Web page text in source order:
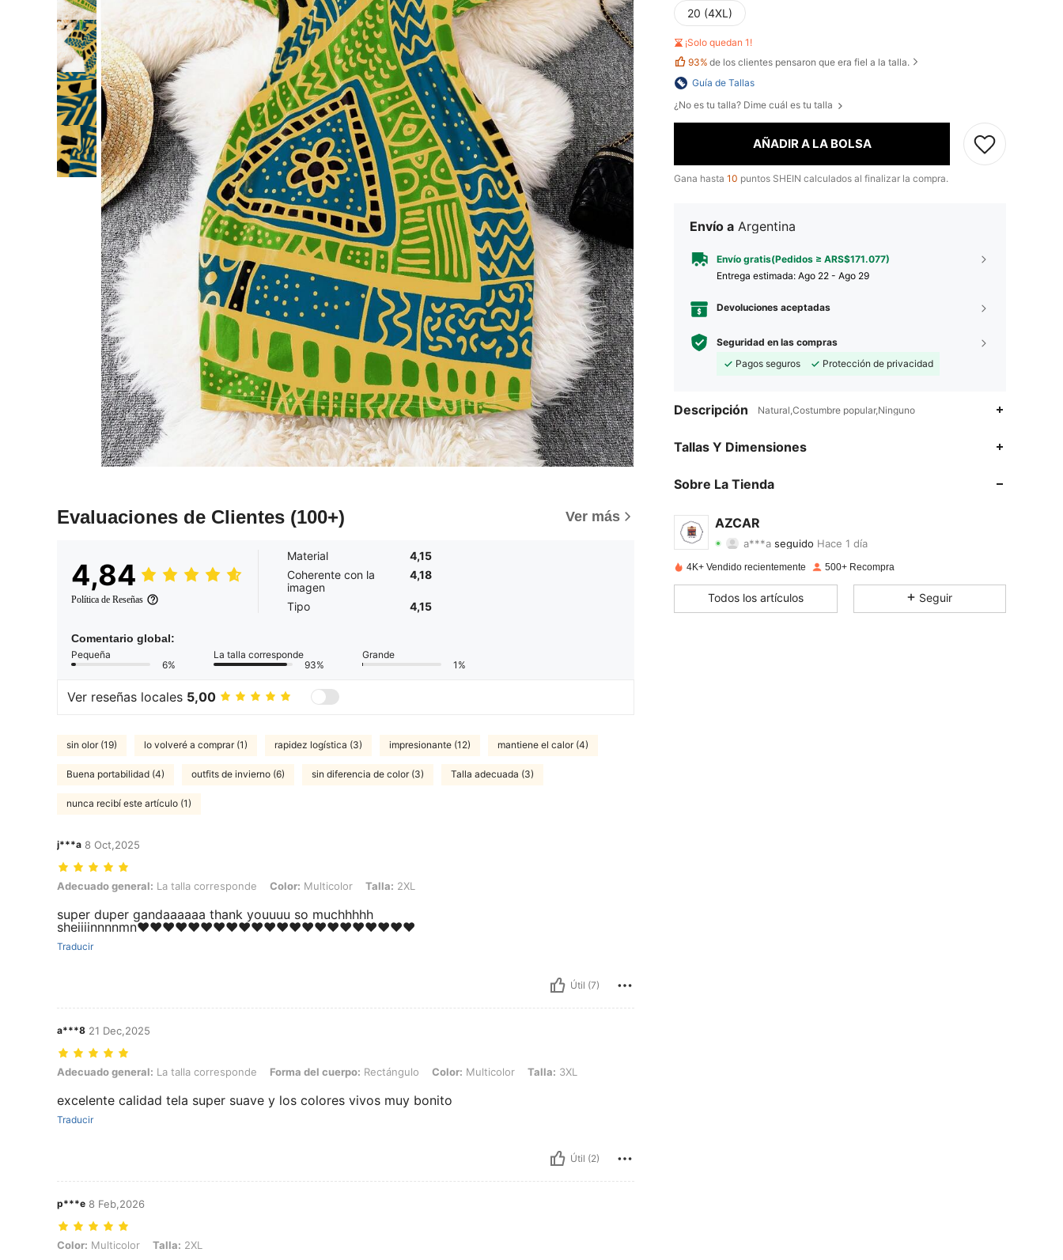
Evaluaciones de Clientes (100+) Ver más
4,84
Política de Reseñas
Material
4,15
Coherente con la
imagen
4,18
Tipo 4,15
Comentario global:
Pequeña
6%
La talla corresponde
93%
Grande
1%
Ver reseñas locales 5,00
sin olor (19) lo volveré a comprar (1) rapidez logística (3) impresionante (12) mantiene el calor (4)
Buena portabilidad (4) outfits de invierno (6) sin diferencia de color (3) Talla adecuada (3)
nunca recibí este artículo (1)
j***a 8 Oct,2025
Adecuado general: La talla corresponde, Color: Multicolor, Talla: 2XL
Adecuado general: La talla corresponde Color: Multicolor Talla: 2XL
super duper gandaaaaaa thank youuuu so muchhhhh
sheiiiinnnnmn♥️♥️♥️♥️♥️♥️♥️♥️♥️♥️♥️♥️♥️♥️♥️♥️♥️♥️♥️♥️♥️♥️
Traducir
Útil (7)
a***8 21 Dec,2025
Adecuado general: La talla corresponde, Forma del cuerpo: Rectángulo, Color: Multicolor, Talla: 3XL
Adecuado general: La talla corresponde Forma del cuerpo: Rectángulo Color: Multicolor Talla: 3XL
excelente calidad tela super suave y los colores vivos muy bonito
Traducir
Útil (2)
p***e 8 Feb,2026
Color: Multicolor, Talla: 2XL
Color: Multicolor Talla: 2XL
20 (4XL)
¡Solo quedan 1!
93% de los clientes pensaron que era fiel a la talla.
Guía de Tallas
¿No es tu talla? Dime cuál es tu talla
AÑADIR A LA BOLSA
Gana hasta 10 puntos SHEIN calculados al finalizar la compra.
Envío a Argentina
Envío gratis(Pedidos ≥ ARS$171.077)
Entrega estimada: Ago 22 - Ago 29
Devoluciones aceptadas
Seguridad en las compras
Pagos seguros
Protección de privacidad
Descripción Natural,Costumbre popular,Ninguno
Tallas Y Dimensiones
Sobre La Tienda
AZCAR
4,83 Calificación 9 Artículos
4,83 9 493
4K+ Vendido recientemente 500+ Recompra
Todos los artículos Seguir